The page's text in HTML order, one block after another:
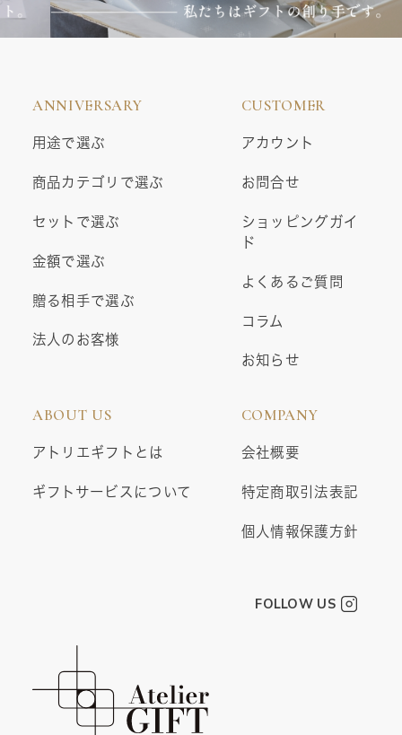
ANNIVERSARY
用途で選ぶ
商品カテゴリで選ぶ
セットで選ぶ
金額で選ぶ
贈る相手で選ぶ
法人のお客様
ABOUT US
アトリエギフトとは
ギフトサービスについて
CUSTOMER
アカウント
お問合せ
ショッピングガイ
ド
よくあるご質問
コラム
お知らせ
COMPANY
会社概要
特定商取引法表記
個人情報保護方針
FOLLOW US